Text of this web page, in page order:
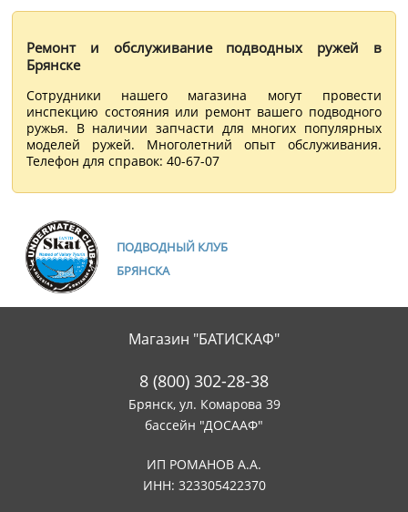
Ремонт и обслуживание подводных ружей в
Брянске
Сотрудники нашего магазина могут провести
инспекцию состояния или ремонт вашего подводного
ружья. В наличии запчасти для многих популярных
моделей ружей. Многолетний опыт обслуживания.
Телефон для справок: 40-67-07
ПОДВОДНЫЙ КЛУБ
БРЯНСКА
Магазин "БАТИСКАФ"
8 (800) 302-28-38
Брянск, ул. Комарова 39
бассейн "ДОСААФ"
ИП РОМАНОВ А.А.
ИНН: 323305422370